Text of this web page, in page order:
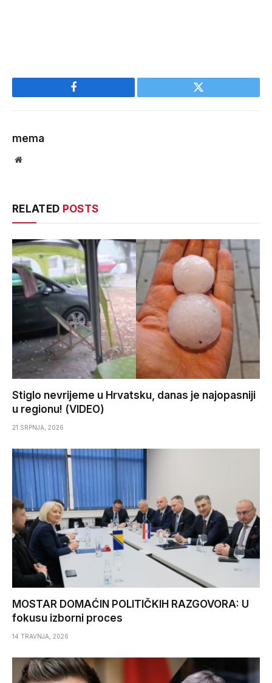
Facebook Twitter
mema
Website
RELATED POSTS
Stiglo nevrijeme u Hrvatsku, danas je najopasniji
u regionu! (VIDEO)
21 SRPNJA, 2026
MOSTAR DOMAĆIN POLITIČKIH RAZGOVORA: U
fokusu izborni proces
14 TRAVNJA, 2026